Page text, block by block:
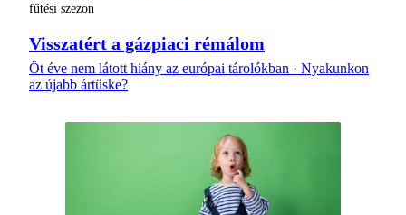
fűtési szezon
Visszatért a gázpiaci rémálom
Öt éve nem látott hiány az európai tárolókban · Nyakunkon
az újabb ártüske?